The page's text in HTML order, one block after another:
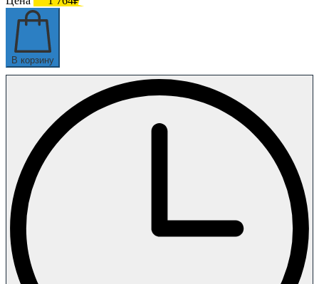
В корзину